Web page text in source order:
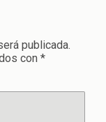
publicada.
con *